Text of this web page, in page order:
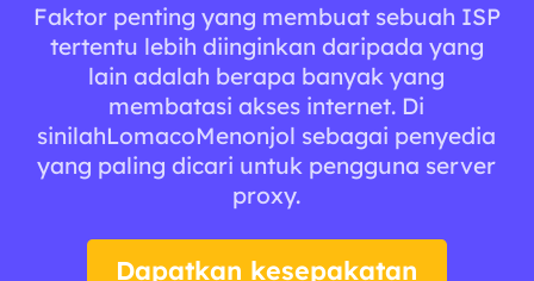
Faktor penting yang membuat sebuah ISP
tertentu lebih diinginkan daripada yang
lain adalah berapa banyak yang
membatasi akses internet. Di
sinilahLomacoMenonjol sebagai penyedia
yang paling dicari untuk pengguna server
proxy.
Dapatkan kesepakatan